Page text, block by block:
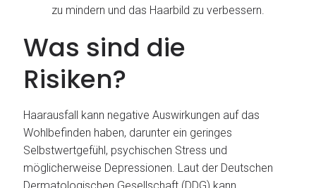
zu mindern und das Haarbild zu verbessern.
Was sind die
Risiken?
Haarausfall kann negative Auswirkungen auf das
Wohlbefinden haben, darunter ein geringes
Selbstwertgefühl, psychischen Stress und
möglicherweise Depressionen. Laut der Deutschen